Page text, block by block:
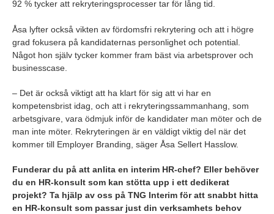
92 % tycker att rekryteringsprocesser tar för lång tid.
Åsa lyfter också vikten av fördomsfri rekrytering och att i högre
grad fokusera på kandidaternas personlighet och potential.
Något hon själv tycker kommer fram bäst via arbetsprover och
businesscase.
– Det är också viktigt att ha klart för sig att vi har en
kompetensbrist idag, och att i rekryteringssammanhang, som
arbetsgivare, vara ödmjuk inför de kandidater man möter och de
man inte möter. Rekryteringen är en väldigt viktig del när det
kommer till Employer Branding, säger Åsa Sellert Hasslow.
Funderar du på att anlita en interim HR-chef? Eller behöver
du en HR-konsult som kan stötta upp i ett dedikerat
projekt? Ta hjälp av oss på TNG Interim för att snabbt hitta
en HR-konsult som passar just din verksamhets behov